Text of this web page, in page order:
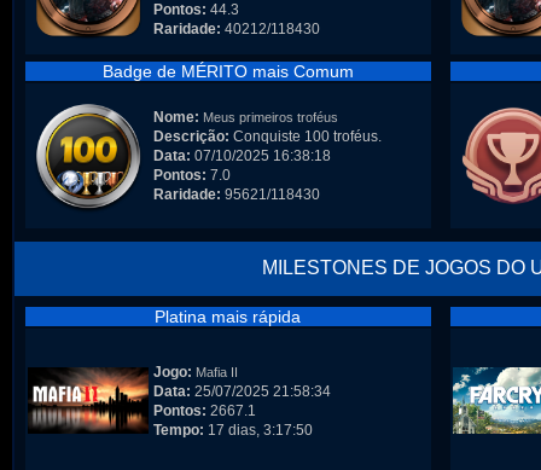
Pontos: 44.3
Raridade: 40212/118430
Badge de MÉRITO mais Comum
Nome: Meus primeiros troféus
Descrição: Conquiste 100 troféus.
Data: 07/10/2025 16:38:18
Pontos: 7.0
Raridade: 95621/118430
MILESTONES DE JOGOS DO
Platina mais rápida
Jogo: Mafia II
Data: 25/07/2025 21:58:34
Pontos: 2667.1
Tempo: 17 dias, 3:17:50